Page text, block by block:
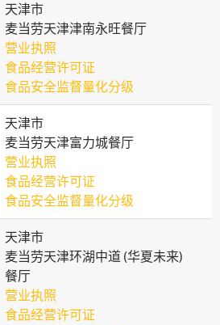
天津市
麦当劳天津津南永旺餐厅
营业执照
食品经营许可证
食品安全监督量化分级
天津市
麦当劳天津富力城餐厅
营业执照
食品经营许可证
食品安全监督量化分级
天津市
麦当劳天津环湖中道 (华夏未来)
餐厅
营业执照
食品经营许可证